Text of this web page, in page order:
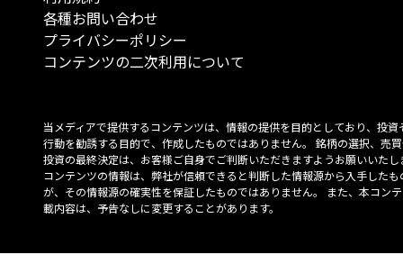
各種お問い合わせ
プライバシーポリシー
コンテンツの二次利用について
当メディアで提供するコンテンツは、情報の提供を目的としており、投資
行動を勧誘する目的で、作成したものではありません。 銘柄の選択、売
投資の最終決定は、お客様ご自身でご判断いただきますようお願いいたし
コンテンツの情報は、弊社が信頼できると判断した情報源から入手したも
が、その情報源の確実性を保証したものではありません。 また、本コン
載内容は、予告なしに変更することがあります。